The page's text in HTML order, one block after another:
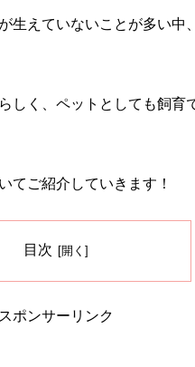
生えていないことが多い中
しく、ペットとしても飼育
てご紹介していきます！
目次
スポンサーリンク